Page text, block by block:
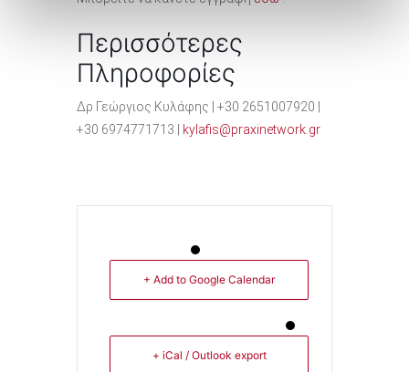
Περισσότερες
Πληροφορίες
Δρ Γεώργιος Κυλάφης | +30 2651007920 |
+30 6974771713 |
kylafis@praxinetwork.gr
+ Add to Google Calendar
+ iCal / Outlook export